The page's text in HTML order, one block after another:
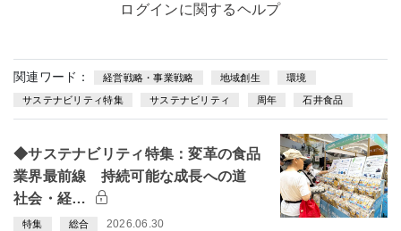
ログインに関するヘルプ
関連ワード： 経営戦略・事業戦略 地域創生 環境
サステナビリティ特集 サステナビリティ 周年 石井食品
◆サステナビリティ特集：変革の食品
業界最前線 持続可能な成長への道
社会・経…
特集 総合 2026.06.30